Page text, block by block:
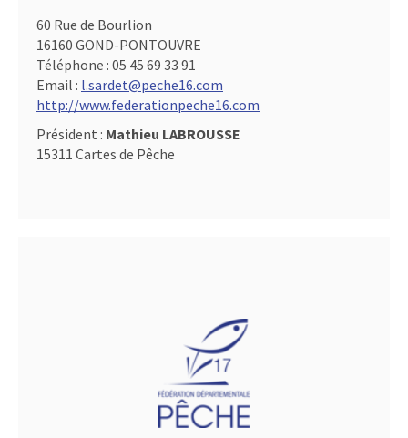
60 Rue de Bourlion
16160 GOND-PONTOUVRE
Téléphone : 05 45 69 33 91
Email : l.sardet@peche16.com
http://www.federationpeche16.com
Président : Mathieu LABROUSSE
15311 Cartes de Pêche